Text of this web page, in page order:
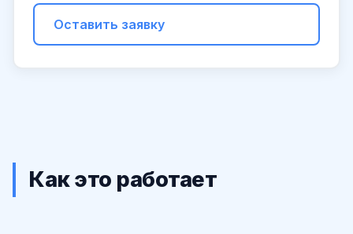
Оставить заявку
Как это работает